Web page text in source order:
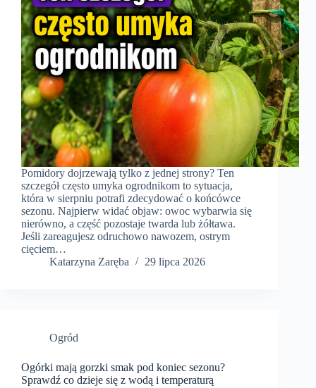
Pomidory dojrzewają tylko z jednej strony? Ten
szczegół często umyka ogrodnikom to sytuacja,
która w sierpniu potrafi zdecydować o końcówce
sezonu. Najpierw widać objaw: owoc wybarwia się
nierówno, a część pozostaje twarda lub żółtawa.
Jeśli zareagujesz odruchowo nawozem, ostrym
cięciem…
Katarzyna Zaręba
29 lipca 2026
Ogród
Ogórki mają gorzki smak pod koniec sezonu?
Sprawdź co dzieje się z wodą i temperaturą